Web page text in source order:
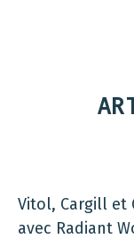
Vitol, Cargill et
avec Radiant